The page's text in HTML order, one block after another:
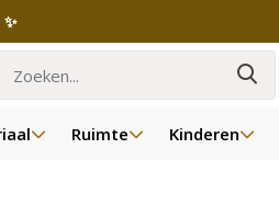
Ruimte Kinderen